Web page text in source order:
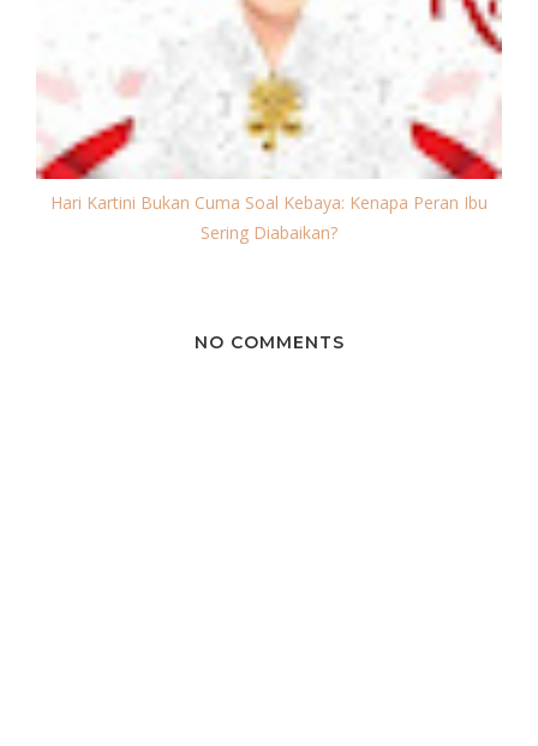
Hari Kartini Bukan Cuma Soal Kebaya: Kenapa Peran Ibu
Sering Diabaikan?
NO COMMENTS